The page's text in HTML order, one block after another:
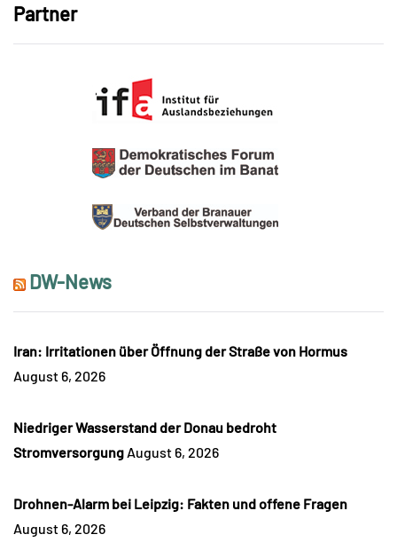
Partner
DW-News
Iran: Irritationen über Öffnung der Straße von Hormus
August 6, 2026
Niedriger Wasserstand der Donau bedroht
Stromversorgung August 6, 2026
Drohnen-Alarm bei Leipzig: Fakten und offene Fragen
August 6, 2026